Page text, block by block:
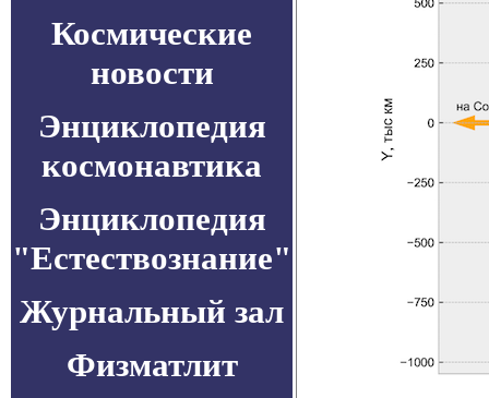
Космические
новости
Энциклопедия
космонавтика
Энциклопедия
"Естествознание"
Журнальный зал
Физматлит